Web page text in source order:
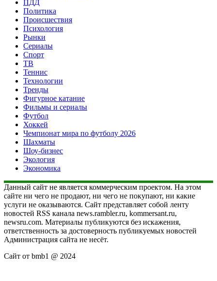
ПДД
Политика
Происшествия
Психология
Рынки
Сериалы
Спорт
ТВ
Теннис
Технологии
Тренды
Фигурное катание
Фильмы и сериалы
Футбол
Хоккей
Чемпионат мира по футболу 2026
Шахматы
Шоу-бизнес
Экология
Экономика
Данный сайт не является коммерческим проектом. На этом
сайте ни чего не продают, ни чего не покупают, ни какие
услуги не оказываются. Сайт представляет собой ленту
новостей RSS канала news.rambler.ru, kommersant.ru,
newsru.com. Материалы публикуются без искажения,
ответственность за достоверность публикуемых новостей
Администрация сайта не несёт.
Сайт от bmb1 @ 2024